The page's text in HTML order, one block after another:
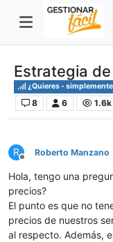
Estrategia
¿Quieres - simplemente -
8 6 1.6k
R
Desconectado
Roberto Manzano
Hola, tengo una
precios?
El punto es que no
precios de nuestros
al respecto. Además,